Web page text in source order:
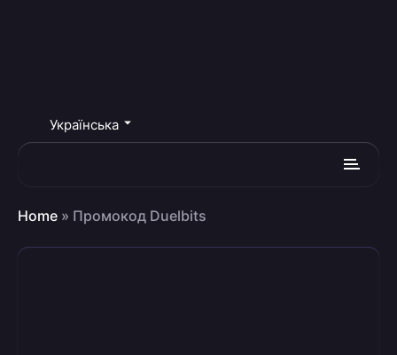
Українська
Home » Промокод Duelbits